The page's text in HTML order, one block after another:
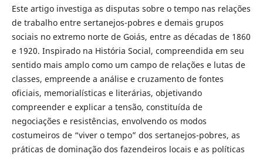
Este artigo investiga as disputas sobre o tempo nas relações
de trabalho entre sertanejos-pobres e demais grupos
sociais no extremo norte de Goiás, entre as décadas de 1860
e 1920. Inspirado na História Social, compreendida em seu
sentido mais amplo como um campo de relações e lutas de
classes, empreende a análise e cruzamento de fontes
oficiais, memorialísticas e literárias, objetivando
compreender e explicar a tensão, constituída de
negociações e resistências, envolvendo os modos
costumeiros de “viver o tempo” dos sertanejos-pobres, as
práticas de dominação dos fazendeiros locais e as políticas